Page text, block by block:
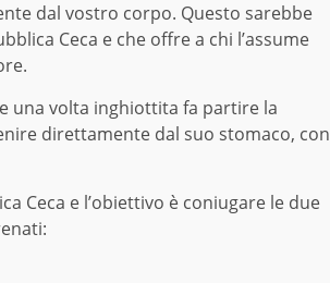
dal vostro corpo. Questo sarebbe
Ceca e che offre a chi l’assume
una volta inghiottita fa partire la
direttamente dal suo stomaco, con
Ceca e l’obiettivo è coniugare le due